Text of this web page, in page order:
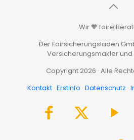
Wir 🧡 faire
Der Fairsicherungsladen
Versicherungsmakler
Copyright 2026 · Alle
Kontakt · Erstinfo · Datenschutz ·